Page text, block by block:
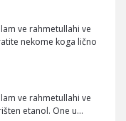
ve rahmetullahi ve
nekome koga lično
ve rahmetullahi ve
etanol. One u…